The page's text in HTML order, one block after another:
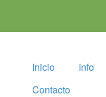
Inicio Info
Contacto